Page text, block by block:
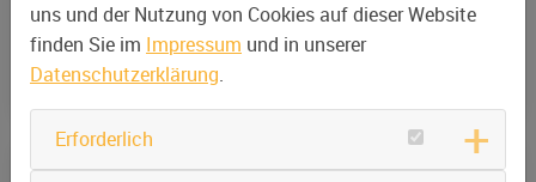
uns und der Nutzung von Cookies auf dieser Website
finden Sie im Impressum und in unserer
Datenschutzerklärung.
Erforderlich